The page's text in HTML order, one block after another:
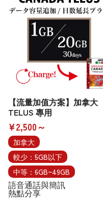
【流量加值方案】加拿大
TELUS 專用
¥2,500～
加拿大
較少：5GB以下
中等：6GB~49GB
語音通話與簡訊
熱點分享